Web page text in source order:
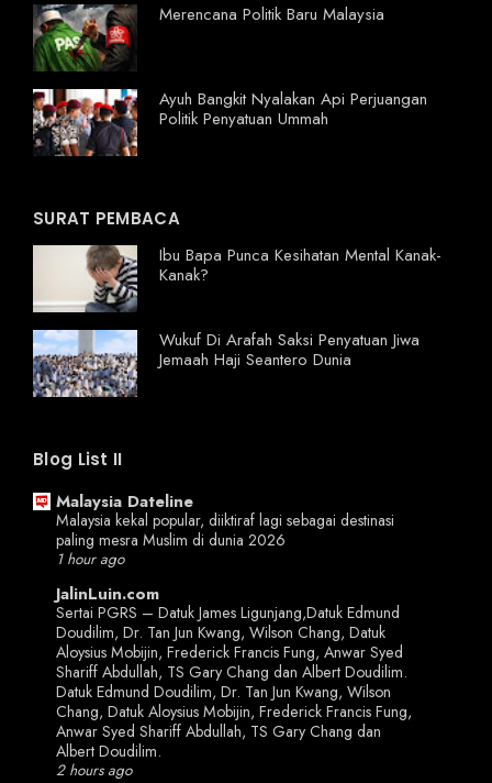
Merencana Politik Baru Malaysia
Ayuh Bangkit Nyalakan Api Perjuangan
Politik Penyatuan Ummah
SURAT PEMBACA
Ibu Bapa Punca Kesihatan Mental Kanak-
Kanak?
Wukuf Di Arafah Saksi Penyatuan Jiwa
Jemaah Haji Seantero Dunia
Blog List II
Malaysia Dateline
Malaysia kekal popular, diiktiraf lagi sebagai destinasi
paling mesra Muslim di dunia 2026
1 hour ago
JalinLuin.com
Sertai PGRS – Datuk James Ligunjang,Datuk Edmund
Doudilim, Dr. Tan Jun Kwang, Wilson Chang, Datuk
Aloysius Mobijin, Frederick Francis Fung, Anwar Syed
Shariff Abdullah, TS Gary Chang dan Albert Doudilim.
Datuk Edmund Doudilim, Dr. Tan Jun Kwang, Wilson
Chang, Datuk Aloysius Mobijin, Frederick Francis Fung,
Anwar Syed Shariff Abdullah, TS Gary Chang dan
Albert Doudilim.
2 hours ago